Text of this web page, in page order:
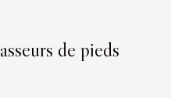
de pieds